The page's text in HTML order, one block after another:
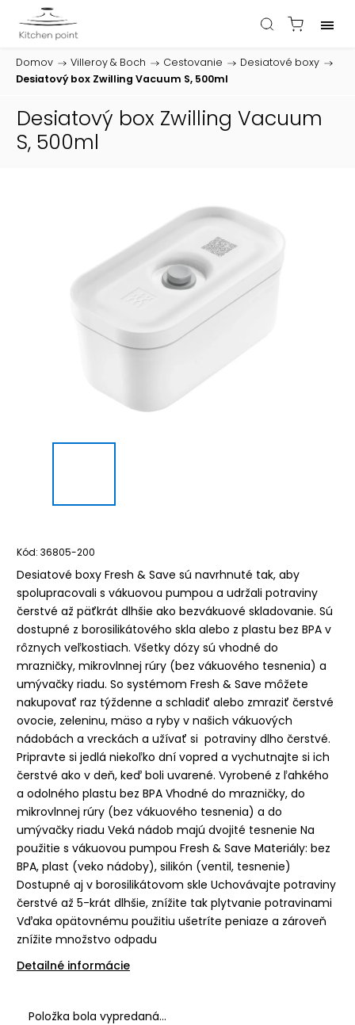
Domov / Villeroy & Boch / Cestovanie / Desiatové boxy /
Desiatový box Zwilling Vacuum S, 500ml
Desiatový box Zwilling Vacuum
S, 500ml
Kód: 36805-200
Desiatové boxy Fresh & Save sú navrhnuté tak, aby
spolupracovali s vákuovou pumpou a udržali potraviny
čerstvé až päťkrát dlhšie ako bezvákuové skladovanie. Sú
dostupné z borosilikátového skla alebo z plastu bez BPA v
rôznych veľkostiach. Všetky dózy sú vhodné do
mrazničky, mikrovlnnej rúry (bez vákuového tesnenia) a
umývačky riadu. So systémom Fresh & Save môžete
nakupovať raz týždenne a schladiť alebo zmraziť čerstvé
ovocie, zeleninu, mäso a ryby v našich vákuových
nádobách a vreckách a užívať si potraviny dlho čerstvé.
Pripravte si jedlá niekoľko dní vopred a vychutnajte si ich
čerstvé ako v deň, keď boli uvarené. Vyrobené z ľahkého
a odolného plastu bez BPA Vhodné do mrazničky, do
mikrovlnnej rúry (bez vákuového tesnenia) a do
umývačky riadu Veká nádob majú dvojité tesnenie Na
použitie s vákuovou pumpou Fresh & Save Materiály: bez
BPA, plast (veko nádoby), silikón (ventil, tesnenie)
Dostupné aj v borosilikátovom skle Uchovávajte potraviny
čerstvé až 5-krát dlhšie, znížite tak plytvanie potravinami
Vďaka opätovnému použitiu ušetríte peniaze a zároveň
znížite množstvo odpadu
Detailné informácie
Položka bola vypredaná…